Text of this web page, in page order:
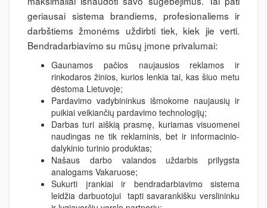
geriausai sistema brandiems, profesionaliems ir
darbštiems žmonėms uždirbti tiek, kiek jie verti.
Bendradarbiavimo su mūsų įmone privalumai:
Gaunamos pačios naujausios reklamos ir
rinkodaros žinios, kurios lenkia tai, kas šiuo metu
dėstoma Lietuvoje;
Pardavimo vadybininkus išmokome naujausių ir
puikiai veikiančių pardavimo technologijų;
Darbas turi aiškią prasmę, kuriamas visuomenei
naudingas ne tik reklaminis, bet ir informacinio-
dalykinio turinio produktas;
Našaus darbo valandos uždarbis prilygsta
analogams Vakaruose;
Sukurti įrankiai ir bendradarbiavimo sistema
leidžia darbuotojui tapti savarankišku verslininku